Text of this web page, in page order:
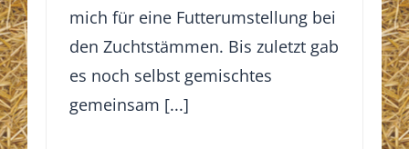
mich für eine Futterumstellung bei
den Zuchtstämmen. Bis zuletzt gab
es noch selbst gemischtes
gemeinsam [...]